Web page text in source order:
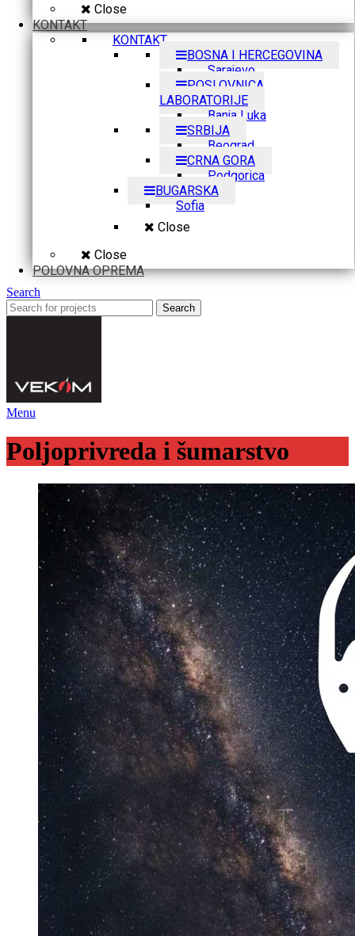
Close
KONTAKT
KONTAKT
BOSNA I HERCEGOVINA
Sarajevo
POSLOVNICA
LABORATORIJE
Banja Luka
SRBIJA
Beograd
CRNA GORA
Podgorica
BUGARSKA
Sofia
Close
Close
POLOVNA OPREMA
Search
Search
Menu
Poljoprivreda i šumarstvo